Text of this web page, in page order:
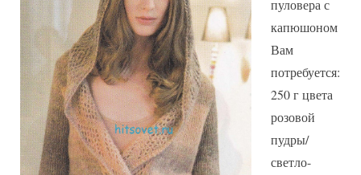
девушкипуловера с
капюшоном
Вам
потребуется:
250 г цвета
розовой
пудры/
светло-